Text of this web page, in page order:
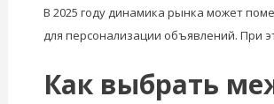
В 2025 году динамика рынка может
для персонализации объявлений. При
Как выбрать